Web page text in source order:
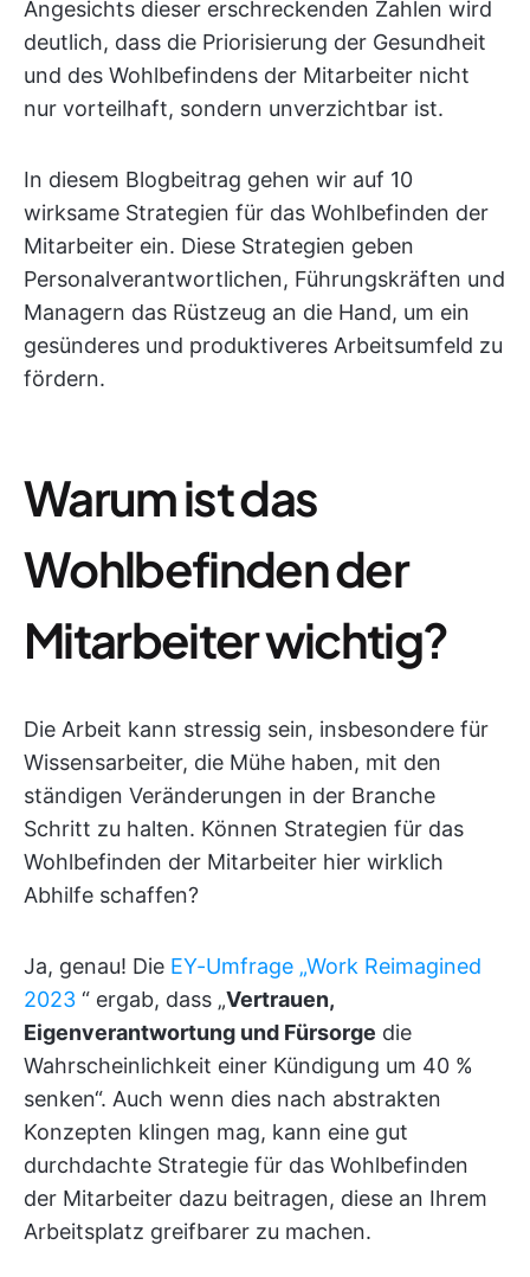
Angesichts dieser erschreckenden Zahlen wird
deutlich, dass die Priorisierung der Gesundheit
und des Wohlbefindens der Mitarbeiter nicht
nur vorteilhaft, sondern unverzichtbar ist.
In diesem Blogbeitrag gehen wir auf 10
wirksame Strategien für das Wohlbefinden der
Mitarbeiter ein. Diese Strategien geben
Personalverantwortlichen, Führungskräften und
Managern das Rüstzeug an die Hand, um ein
gesünderes und produktiveres Arbeitsumfeld zu
fördern.
Warum ist das
Wohlbefinden der
Mitarbeiter wichtig?
Die Arbeit kann stressig sein, insbesondere für
Wissensarbeiter, die Mühe haben, mit den
ständigen Veränderungen in der Branche
Schritt zu halten. Können Strategien für das
Wohlbefinden der Mitarbeiter hier wirklich
Abhilfe schaffen?
Ja, genau! Die EY-Umfrage „Work Reimagined
2023 “ ergab, dass „Vertrauen,
Eigenverantwortung und Fürsorge die
Wahrscheinlichkeit einer Kündigung um 40 %
senken“. Auch wenn dies nach abstrakten
Konzepten klingen mag, kann eine gut
durchdachte Strategie für das Wohlbefinden
der Mitarbeiter dazu beitragen, diese an Ihrem
Arbeitsplatz greifbarer zu machen.